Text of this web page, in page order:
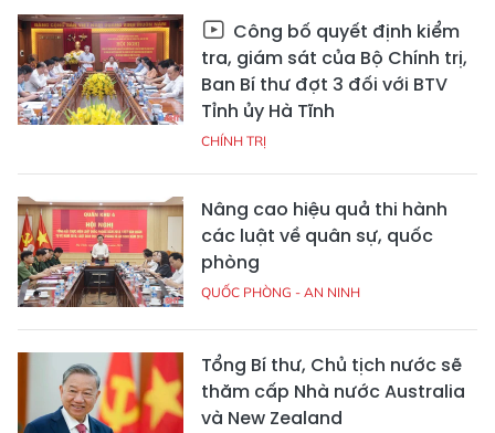
Công bố quyết định kiểm
tra, giám sát của Bộ Chính trị,
Ban Bí thư đợt 3 đối với BTV
Tỉnh ủy Hà Tĩnh
CHÍNH TRỊ
Nâng cao hiệu quả thi hành
các luật về quân sự, quốc
phòng
QUỐC PHÒNG - AN NINH
Tổng Bí thư, Chủ tịch nước sẽ
thăm cấp Nhà nước Australia
và New Zealand